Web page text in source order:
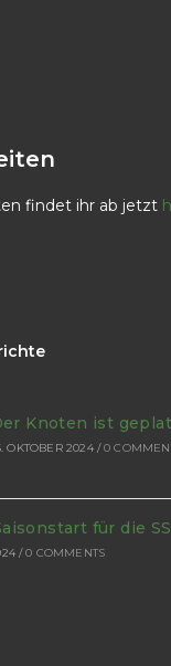
findet ihr ab jetzt
Knoten ist
OKTOBER 2024 / 0
für die
/ 0 COMMENTS